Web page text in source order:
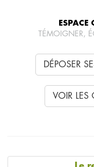
ESPACE
TÉMOIGNER,
DÉPOSER
VOIR LES